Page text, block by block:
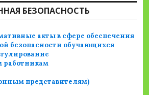
БЕЗОПАСНОСТЬ
акты в сфере обеспечения
безопасности обучающихся
работникам
представителям)